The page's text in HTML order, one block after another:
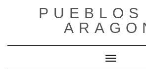
PUEBLOS
Cambiar